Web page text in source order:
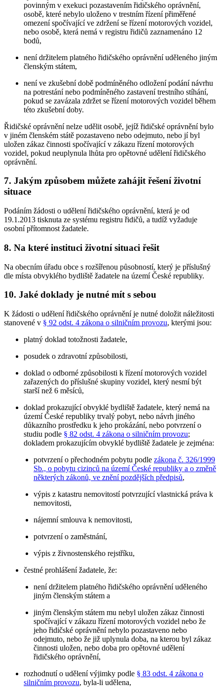
povinným v exekuci pozastavením řidičského oprávnění,
osobě, které nebylo uloženo v trestním řízení přiměřené
omezení spočívající ve zdržení se řízení motorových vozidel,
nebo osobě, která nemá v registru řidičů zaznamenáno 12
bodů,
není držitelem platného řidičského oprávnění uděleného jiným
členským státem,
není ve zkušební době podmíněného odložení podání návrhu
na potrestání nebo podmíněného zastavení trestního stíhání,
pokud se zavázala zdržet se řízení motorových vozidel během
této zkušební doby.
Řidičské oprávnění nelze udělit osobě, jejíž řidičské oprávnění bylo
v jiném členském státě pozastaveno nebo odejmuto, nebo jí byl
uložen zákaz činnosti spočívající v zákazu řízení motorových
vozidel, pokud neuplynula lhůta pro opětovné udělení řidičského
oprávnění.
7. Jakým způsobem můžete zahájit řešení životní
situace
Podáním žádosti o udělení řidičského oprávnění, která je od
19.1.2013 tisknuta ze systému registru řidičů, a tudíž vyžaduje
osobní přítomnost žadatele.
8. Na které instituci životní situaci řešit
Na obecním úřadu obce s rozšířenou působností, který je příslušný
dle místa obvyklého bydliště žadatele na území České republiky.
10. Jaké doklady je nutné mít s sebou
K žádosti o udělení řidičského oprávnění je nutné doložit náležitosti
stanovené v § 92 odst. 4 zákona o silničním provozu, kterými jsou:
platný doklad totožnosti žadatele,
posudek o zdravotní způsobilosti,
doklad o odborné způsobilosti k řízení motorových vozidel
zařazených do příslušné skupiny vozidel, který nesmí být
starší než 6 měsíců,
doklad prokazující obvyklé bydliště žadatele, který nemá na
území České republiky trvalý pobyt, nebo návrh jiného
důkazního prostředku k jeho prokázání, nebo potvrzení o
studiu podle § 82 odst. 4 zákona o silničním provozu;
dokladem prokazujícím obvyklé bydliště žadatele je zejména:
potvrzení o přechodném pobytu podlezákona č. 326/1999
Sb., o pobytu cizinců na území České republiky a o změně
některých zákonů, ve znění pozdějších předpisů,
výpis z katastru nemovitostí potvrzující vlastnická práva k
nemovitosti,
nájemní smlouva k nemovitosti,
potvrzení o zaměstnání,
výpis z živnostenského rejstříku,
čestné prohlášení žadatele, že:
není držitelem platného řidičského oprávnění uděleného
jiným členským státem a
jiným členským státem mu nebyl uložen zákaz činnosti
spočívající v zákazu řízení motorových vozidel nebo že
jeho řidičské oprávnění nebylo pozastaveno nebo
odejmuto, nebo že již uplynula doba, na kterou byl zákaz
činnosti uložen, nebo doba pro opětovné udělení
řidičského oprávnění,
rozhodnutí o udělení výjimky podle § 83 odst. 4 zákona o
silničním provozu, byla-li udělena,